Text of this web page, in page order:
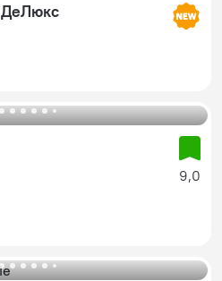
ДеЛюкс
9,0